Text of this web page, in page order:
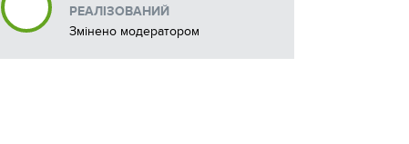
РЕАЛІЗОВАНИЙ
Змінено модератором